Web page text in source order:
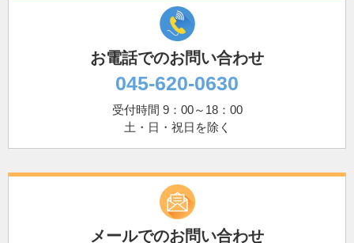
お電話でのお問い合わせ
045-620-0630
受付時間 9：00～18：00
土・日・祝日を除く
メールでのお問い合わせ